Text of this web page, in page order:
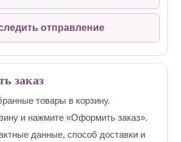
отправление
заказ
товары в корзину.
и нажмите «Оформить заказ».
данные, способ доставки и